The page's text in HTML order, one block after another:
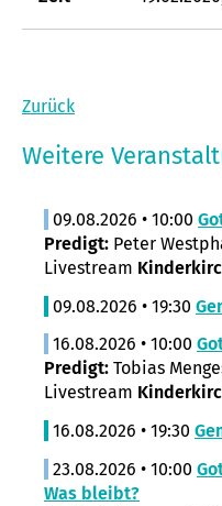
Zurück
Weitere
09.08.2026 • 10:00
Predigt: Peter
Livestream
09.08.2026 • 19:30
16.08.2026 • 10:00
Predigt: Tobias
Livestream
16.08.2026 • 19:30
23.08.2026 • 10:00
Was bleibt?